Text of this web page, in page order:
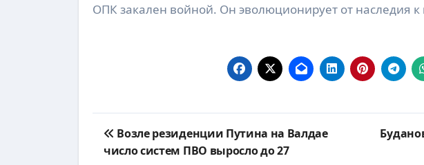
ОПК закален войной. Он эволюционирует от наследия к
Навигация
по
Возле резиденции Путина на Валдае
число систем ПВО выросло до 27